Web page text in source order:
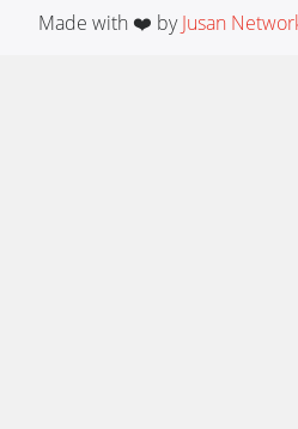
Made with ❤️ byJusan